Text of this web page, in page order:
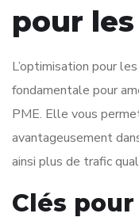
pour les
L’optimisation pour
fondamentale pour
PME. Elle vous
avantageusement
ainsi plus de trafic
Clés pour